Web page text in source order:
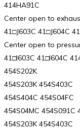
414HA91C
Center open to
41□J603C 41□J604C
Center open to
41□I603C 41□I604C
454S202K
454S203K 454S403C
454S404C 454S04FC
454S04MC 454S091C
454S203K 454S403C